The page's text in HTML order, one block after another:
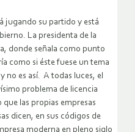
jugando su partido y está
La presidenta de la
donde señala como punto
como si éste fuese un tema
no es así. A todas luces, el
problema de licencia
las propias empresas
dicen, en sus códigos de
moderna en pleno siglo